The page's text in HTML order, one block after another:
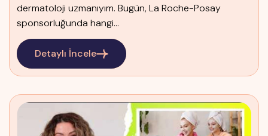
dermatoloji uzmanıyım. Bugün, La Roche-Posay
sponsorluğunda hangi...
Detaylı İncele